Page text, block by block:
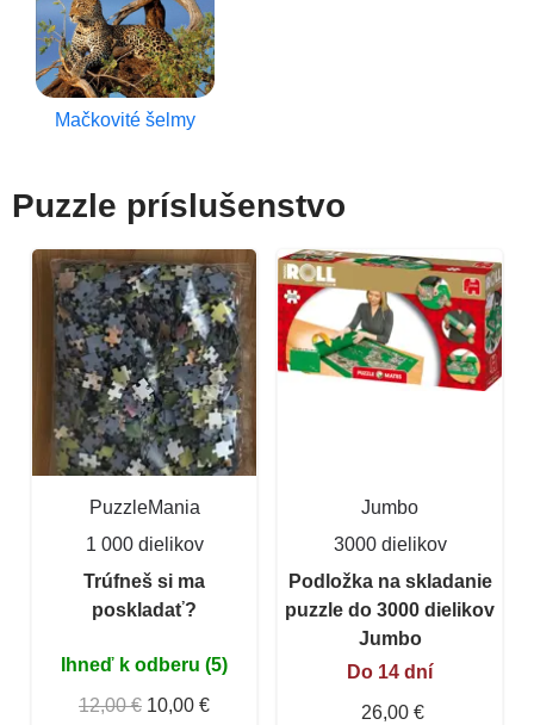
Mačkovité šelmy
Puzzle príslušenstvo
PuzzleMania
1 000 dielikov
Trúfneš si ma
poskladať?
Ihneď k odberu (5)
12,00 € 10,00 €
Jumbo
3000 dielikov
Podložka na skladanie
puzzle do 3000 dielikov
Jumbo
Do 14 dní
26,00 €